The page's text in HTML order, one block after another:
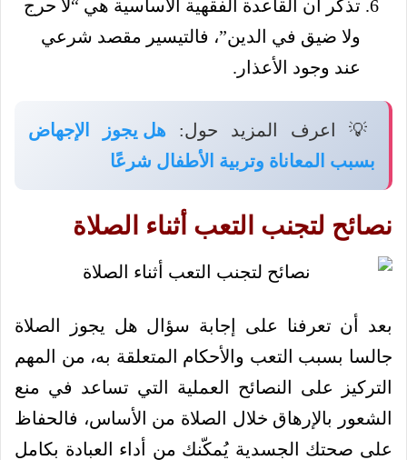
تذكر أن القاعدة الفقهية الأساسية هي “لا حرج
ولا ضيق في الدين”، فالتيسير مقصد شرعي
عند وجود الأعذار.
💡 اعرف المزيد حول: هل يجوز الإجهاض
بسبب المعاناة وتربية الأطفال شرعًا
نصائح لتجنب التعب أثناء الصلاة
بعد أن تعرفنا على إجابة سؤال هل يجوز الصلاة
جالسا بسبب التعب والأحكام المتعلقة به، من المهم
التركيز على النصائح العملية التي تساعد في منع
الشعور بالإرهاق خلال الصلاة من الأساس، فالحفاظ
على صحتك الجسدية يُمكّنك من أداء العبادة بكامل